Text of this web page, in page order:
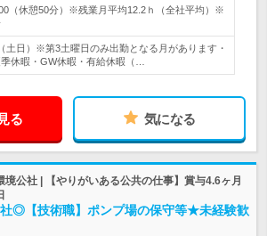
（休憩50分）※残業月平均12.2ｈ（全社平均）※
土日）※第3土曜日のみ出勤となる月があります・
休暇・GW休暇・有給休暇（…
る 気になる
公社 | 【やりがいある公共の仕事】賞与4.6ヶ月
◎【技術職】ポンプ場の保守等★未経験歓